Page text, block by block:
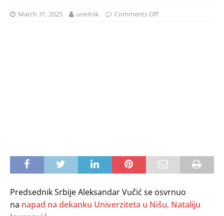
March 31, 2025 urednik Comments Off
Predsednik Srbije Aleksandar Vučić se osvrnuo
na napad na dekanku Univerziteta u Nišu, Nataliju